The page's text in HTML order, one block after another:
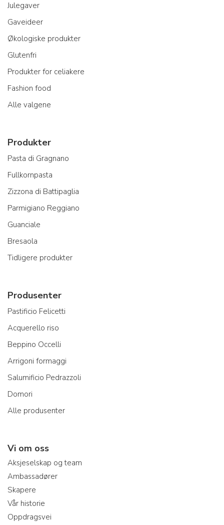
Julegaver
Gaveideer
Økologiske produkter
Glutenfri
Produkter for celiakere
Fashion food
Alle valgene
Produkter
Pasta di Gragnano
Fullkornpasta
Zizzona di Battipaglia
Parmigiano Reggiano
Guanciale
Bresaola
Tidligere produkter
Produsenter
Pastificio Felicetti
Acquerello riso
Beppino Occelli
Arrigoni formaggi
Salumificio Pedrazzoli
Domori
Alle produsenter
Vi om oss
Aksjeselskap og team
Ambassadører
Skapere
Vår historie
Oppdragsvei